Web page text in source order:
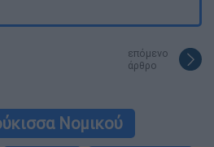
επόμενο
άρθρο
Νομικού